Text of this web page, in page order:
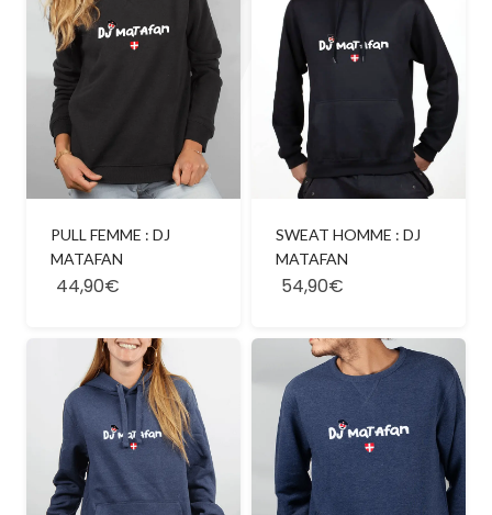
PULL FEMME : DJ
MATAFAN
44,90€
SWEAT HOMME : DJ
MATAFAN
54,90€